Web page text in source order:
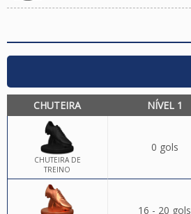
CHUTEIRA NÍVEL 1
CHUTEIRA DE
TREINO
0 gols
16 - 20 gols